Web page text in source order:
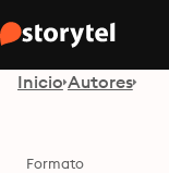
Inicio Autores
Formato